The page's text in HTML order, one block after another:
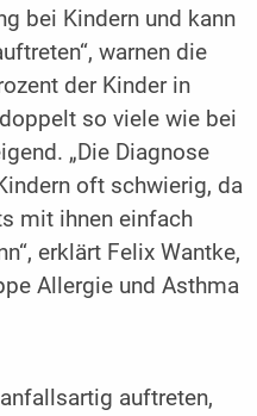
bei Kindern und kann
warnen die
der Kinder in
so viele wie bei
„Die Diagnose
oft schwierig, da
mit ihnen einfach
erklärt Felix Wantke,
Allergie und Asthma
auftreten,